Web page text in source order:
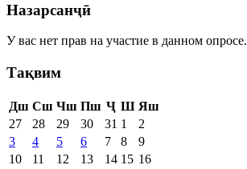
Назарсанҷӣ
У вас нет прав на участие в данном опросе.
Тақвим
Дш Сш Чш Пш Ҷ Ш Яш
27
28 29 30 31 1
2
3
4 5 6 7 8
9
10
11 12 13 14 15 16